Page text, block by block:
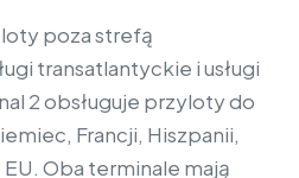
loty poza strefą
transatlantyckie i usługi
2 obsługuje przyloty do
Francji, Hiszpanii,
Oba terminale mają